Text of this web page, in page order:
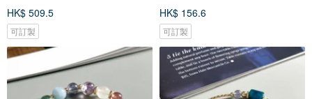
HK$ 509.5
可訂製
HK$ 156.6
可訂製